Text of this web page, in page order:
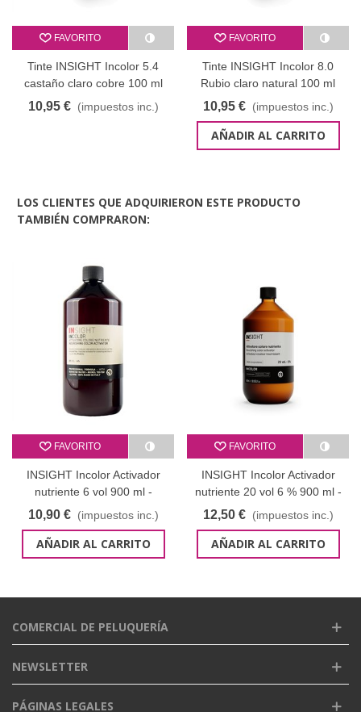
FAVORITO
Tinte INSIGHT Incolor 5.4
castaño claro cobre 100 ml
10,95 € (impuestos inc.)
FAVORITO
Tinte INSIGHT Incolor 8.0
Rubio claro natural 100 ml
10,95 € (impuestos inc.)
AÑADIR AL CARRITO
LOS CLIENTES QUE ADQUIRIERON ESTE PRODUCTO
TAMBIÉN COMPRARON:
FAVORITO
INSIGHT Incolor Activador
nutriente 6 vol 900 ml -
oxigenada
10,90 € (impuestos inc.)
AÑADIR AL CARRITO
FAVORITO
INSIGHT Incolor Activador
nutriente 20 vol 6 % 900 ml -
oxigenada cristal
12,50 € (impuestos inc.)
AÑADIR AL CARRITO
COMERCIAL DE PELUQUERÍA
NEWSLETTER
PÁGINAS LEGALES